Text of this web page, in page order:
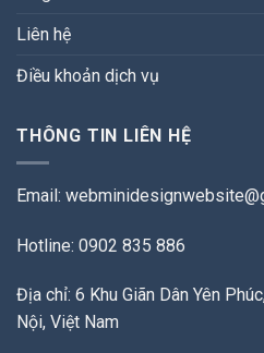
Liên hệ
Điều khoản dịch vụ
THÔNG TIN LIÊN HỆ
Email:
Hotline: 0902 835 886
Địa chỉ: 6 Khu Giãn Dân Yên
Nội, Việt Nam